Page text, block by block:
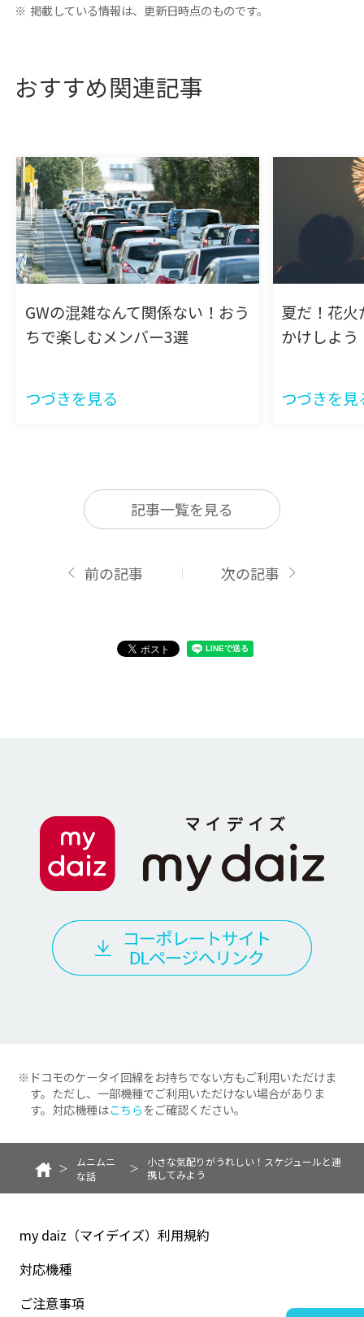
※ 掲載している情報は、更新日時点のものです。
おすすめ関連記事
GWの混雑なんて関係ない！おう
ちで楽しむメンバー3選
つづきを見る
夏だ！花
かけしよう
つづきを見
記事一覧を見る
前の記事 次の記事
※ドコモのケータイ回線をお持ちでない方もご利用いただけま
す。ただし、一部機種でご利用いただけない場合がありま
す。対応機種はこちらをご確認ください。
ムニムニ
な話
小さな気配りがうれしい！スケジュールと連
携してみよう
my daiz（マイデイズ）利用規約
対応機種
ご注意事項